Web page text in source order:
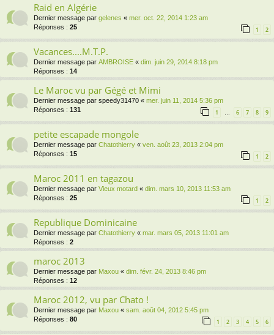
Raid en Algérie
Dernier message par gelenes « mer. oct. 22, 2014 1:23 am
Réponses : 25 1 2
Vacances....M.T.P.
Dernier message par AMBROISE « dim. juin 29, 2014 8:18 pm
Réponses : 14
Le Maroc vu par Gégé et Mimi
Dernier message par speedy31470 « mer. juin 11, 2014 5:36 pm
Réponses : 131 1 … 6 7 8 9
petite escapade mongole
Dernier message par Chatothierry « ven. août 23, 2013 2:04 pm
Réponses : 15 1 2
Maroc 2011 en tagazou
Dernier message par Vieux motard « dim. mars 10, 2013 11:53 am
Réponses : 25 1 2
Republique Dominicaine
Dernier message par Chatothierry « mar. mars 05, 2013 11:01 am
Réponses : 2
maroc 2013
Dernier message par Maxou « dim. févr. 24, 2013 8:46 pm
Réponses : 12
Maroc 2012, vu par Chato !
Dernier message par Maxou « sam. août 04, 2012 5:45 pm
Réponses : 80 1 2 3 4 5 6